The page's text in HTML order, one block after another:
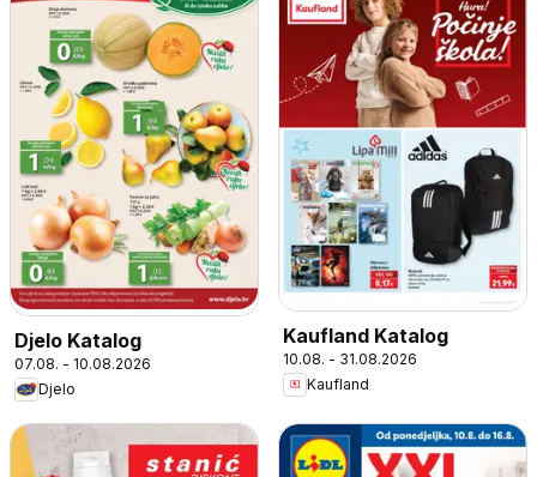
Djelo Katalog
07.08. - 10.08.2026
Djelo
Kaufland Katalog
10.08. - 31.08.2026
Kaufland